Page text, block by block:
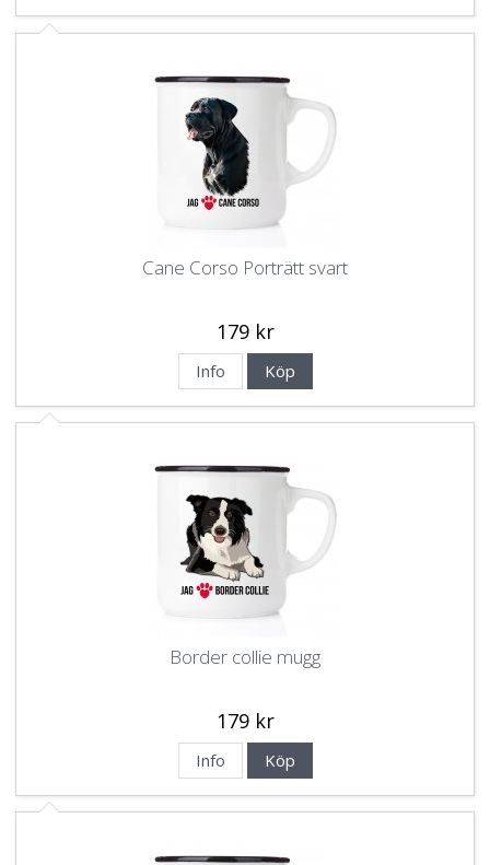
Cane Corso Porträtt svart
179 kr
Info Köp
Border collie mugg
179 kr
Info Köp